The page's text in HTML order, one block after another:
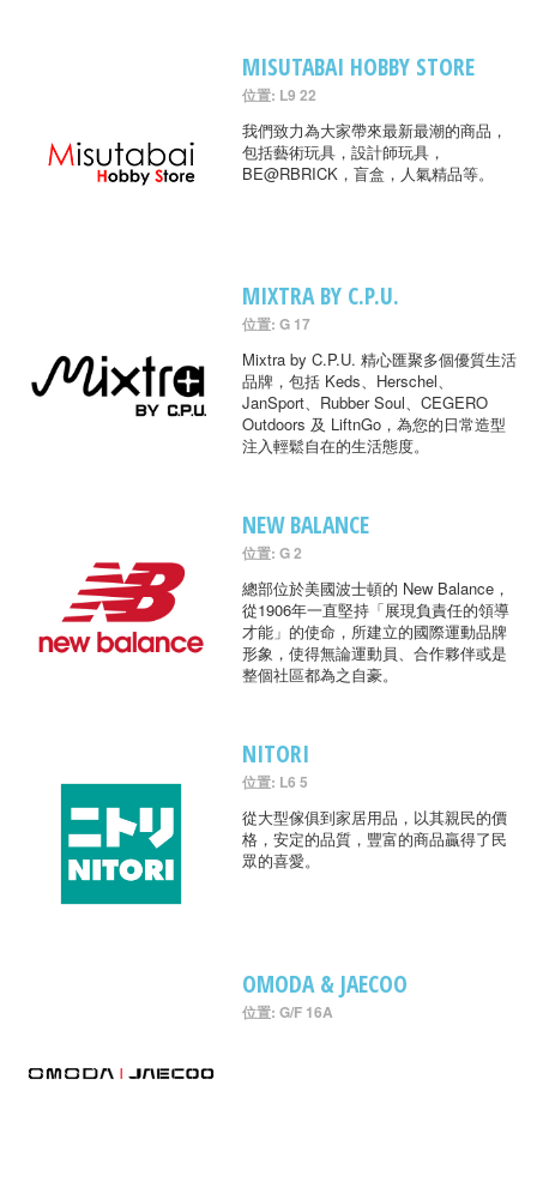
MISUTABAI HOBBY STORE
位置: L9 22
我們致力為大家帶來最新最潮的商品，
包括藝術玩具，設計師玩具，
BE@RBRICK，盲盒，人氣精品等。
MIXTRA BY C.P.U.
位置: G 17
Mixtra by C.P.U. 精心匯聚多個優質生活
品牌，包括 Keds、Herschel、
JanSport、Rubber Soul、CEGERO
Outdoors 及 LiftnGo，為您的日常造型
注入輕鬆自在的生活態度。
NEW BALANCE
位置: G 2
總部位於美國波士頓的 New Balance，
從1906年一直堅持「展現負責任的領導
才能」的使命，所建立的國際運動品牌
形象，使得無論運動員、合作夥伴或是
整個社區都為之自豪。
NITORI
位置: L6 5
從大型傢俱到家居用品，以其親民的價
格，安定的品質，豐富的商品贏得了民
眾的喜愛。
OMODA & JAECOO
位置: G/F 16A